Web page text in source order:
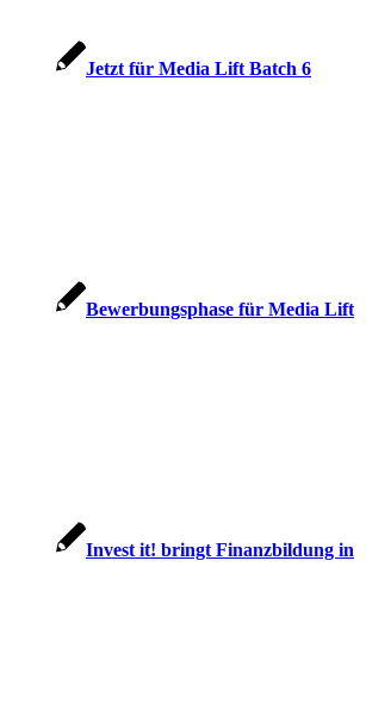
Jetzt für Media Lift Batch 6
Bewerbungsphase für Media Lift
Invest it! bringt Finanzbildung in